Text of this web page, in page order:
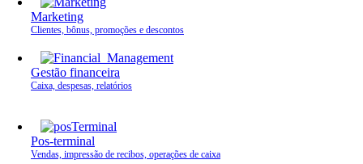
Marketing
Clientes, bônus, promoções e descontos
Gestão financeira
Caixa, despesas, relatórios
Pos-terminal
Vendas, impressão de recibos, operações de caixa